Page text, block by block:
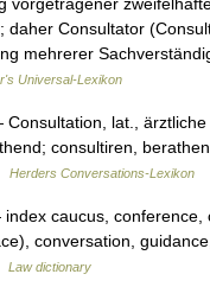
daher Consultator
mehrerer
Universal-Lexikon
lat., ärztliche
consultiren,
Herders Conversations-Lexikon
caucus, conference,
conversation,
Law dictionary